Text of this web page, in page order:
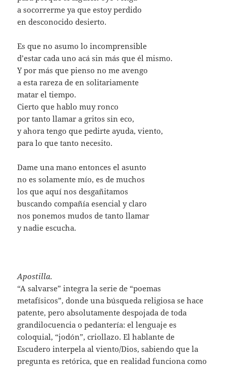
a socorrerme ya que estoy perdido
en desconocido desierto.
Es que no asumo lo incomprensible
d’estar cada uno acá sin más que él mismo.
Y por más que pienso no me avengo
a esta rareza de en solitariamente
matar el tiempo.
Cierto que hablo muy ronco
por tanto llamar a gritos sin eco,
y ahora tengo que pedirte ayuda, viento,
para lo que tanto necesito.
Dame una mano entonces el asunto
no es solamente mío, es de muchos
los que aquí nos desgañitamos
buscando compañía esencial y claro
nos ponemos mudos de tanto llamar
y nadie escucha.
Apostilla.
“A salvarse” integra la serie de “poemas
metafísicos”, donde una búsqueda religiosa se hace
patente, pero absolutamente despojada de toda
grandilocuencia o pedantería: el lenguaje es
coloquial, “jodón”, criollazo. El hablante de
Escudero interpela al viento/Dios, sabiendo que la
pregunta es retórica, que en realidad funciona como